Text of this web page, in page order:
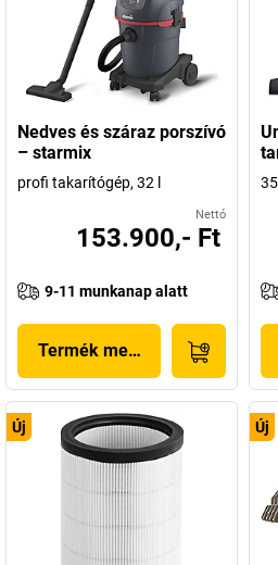
Nedves és száraz porszívó
– starmix
profi takarítógép, 32 l
Nettó
153.900,- Ft
9-11 munkanap alatt
Termék megjelenítése
Új Új